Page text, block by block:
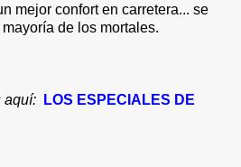
mejor confort en carretera... se
de los mortales.
aquí:
LOS ESPECIALES DE